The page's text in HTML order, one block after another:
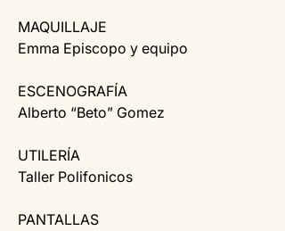
MAQUILLAJE
Emma Episcopo y equipo
ESCENOGRAFÍA
Alberto “Beto” Gomez
UTILERÍA
Taller Polifonicos
PANTALLAS